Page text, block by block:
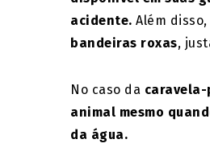
acidente. Além disso,
bandeiras roxas,
No caso da
animal mesmo
da água.